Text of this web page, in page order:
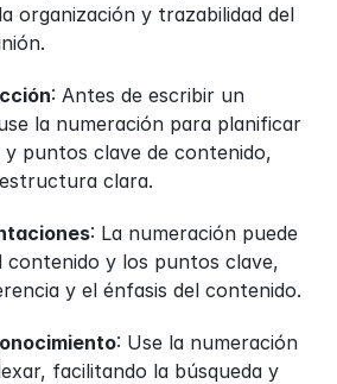
organización y trazabilidad del
: Antes de escribir un
la numeración para planificar
puntos clave de contenido,
clara.
: La numeración puede
contenido y los puntos clave,
y el énfasis del contenido.
: Use la numeración
facilitando la búsqueda y